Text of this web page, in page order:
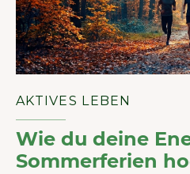
AKTIVES LEBEN
Wie du deine
Sommerferien